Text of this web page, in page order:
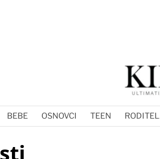
BEBE OSNOVCI TEEN